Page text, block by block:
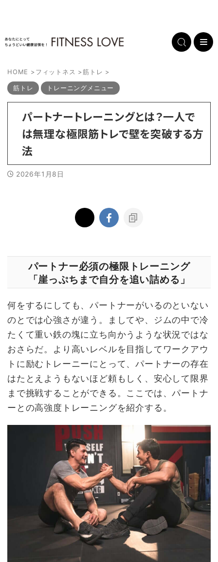
HOME >フィットネス >筋トレ >
筋トレ トレーニングメニュー
パートナートレーニングとは？一人で
は無理な極限筋トレで壁を突破する方
法
2026年1月8日
パートナー必須の極限トレーニング
「崖っぷちまで自分を追い詰める」
何をするにしても、パートナーがいるのといない
のとでは心強さが違う。ましてや、ジムの中で冷
たくて重い鉄の塊に立ち向かうような状況ではな
おさらだ。より高いレベルを目指してワークアウ
トに励むトレーニーにとって、パートナーの存在
はたとえようもないほど頼もしく、安心して限界
まで挑戦することができる。ここでは、パートナ
ーとの高強度トレーニングを紹介する。